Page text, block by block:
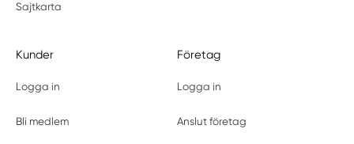
Sajtkarta
Kunder
Logga in
Bli medlem
Företag
Logga in
Anslut företag